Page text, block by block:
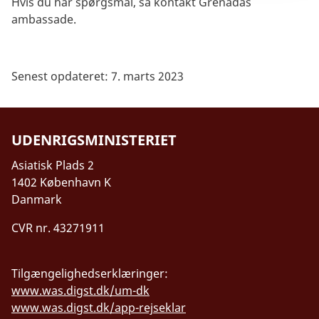
ambassade.
Senest opdateret: 7. marts 2023
UDENRIGSMINISTERIET
Asiatisk Plads 2
1402 København K
Danmark
CVR nr. 43271911
Tilgængelighedserklæringer:
www.was.digst.dk/um-dk
www.was.digst.dk/app-rejseklar